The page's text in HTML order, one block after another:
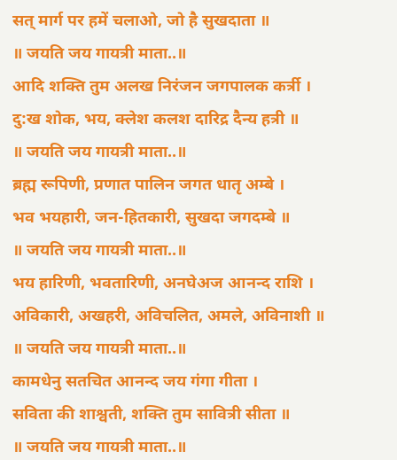
सत् मार्ग पर हमें चलाओ, जो है सुखदाता ॥
॥ जयति जय गायत्री माता..॥
आदि शक्ति तुम अलख निरंजन जगपालक कर्त्री ।
दु:ख शोक, भय, क्लेश कलश दारिद्र दैन्य हत्री ॥
॥ जयति जय गायत्री माता..॥
ब्रह्म रूपिणी, प्रणात पालिन जगत धातृ अम्बे ।
भव भयहारी, जन-हितकारी, सुखदा जगदम्बे ॥
॥ जयति जय गायत्री माता..॥
भय हारिणी, भवतारिणी, अनघेअज आनन्द राशि ।
अविकारी, अखहरी, अविचलित, अमले, अविनाशी ॥
॥ जयति जय गायत्री माता..॥
कामधेनु सतचित आनन्द जय गंगा गीता ।
सविता की शाश्वती, शक्ति तुम सावित्री सीता ॥
॥ जयति जय गायत्री माता..॥